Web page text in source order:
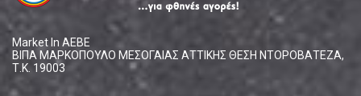
Market In ΑΕΒΕ
ΒΙΠΑ ΜΑΡΚΟΠΟΥΛΟ ΜΕΣΟΓΑΙΑΣ ΑΤΤΙΚΗΣ ΘΕΣΗ ΝΤΟΡΟΒΑΤΕΖΑ,
Τ.Κ. 19003